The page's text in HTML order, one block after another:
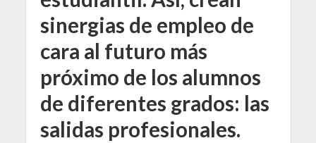
sinergias de empleo de
cara al futuro más
próximo de los alumnos
de diferentes grados: las
salidas profesionales.